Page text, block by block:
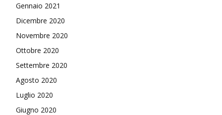
Gennaio 2021
Dicembre 2020
Novembre 2020
Ottobre 2020
Settembre 2020
Agosto 2020
Luglio 2020
Giugno 2020